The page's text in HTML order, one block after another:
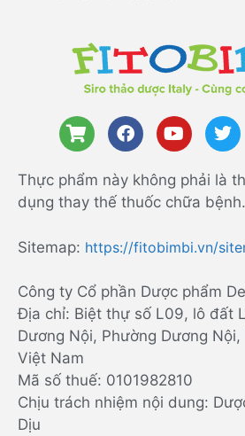
Thực phẩm này không phải là
dụng thay thế thuốc chữa bệnh.
Sitemap: https://fitobimbi.vn/
Công ty Cổ phần Dược phẩm
Địa chỉ: Biệt thự số L09, lô đất
Dương Nội, Phường Dương
Việt Nam
Mã số thuế: 0101982810
Chịu trách nhiệm nội dung:
Dịu